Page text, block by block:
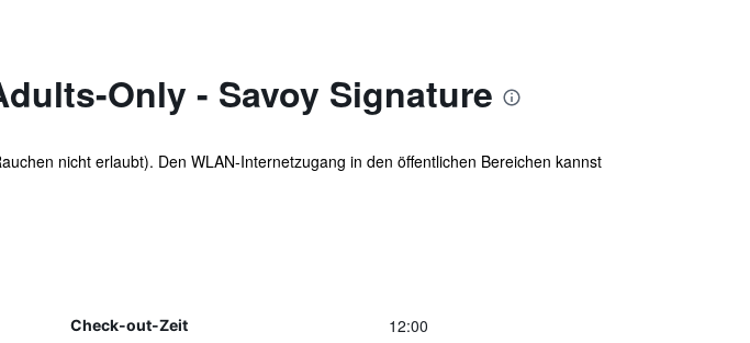
Only - Savoy Signature
nicht erlaubt). Den WLAN-Internetzugang in den öffentlichen Bereichen kannst
Check-out-Zeit 12:00